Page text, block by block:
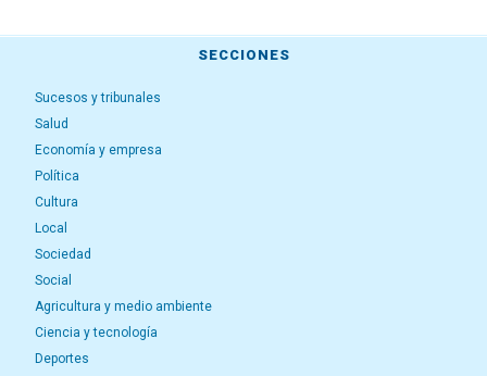
SECCIONES
Sucesos y tribunales
Salud
Economía y empresa
Política
Cultura
Local
Sociedad
Social
Agricultura y medio ambiente
Ciencia y tecnología
Deportes